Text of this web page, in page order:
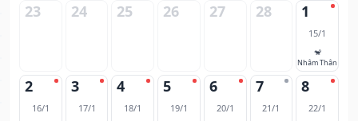
23 24 25 26 27 28 1
15/1
🐒
Nhâm Thân
2
16/1
3
17/1
4
18/1
5
19/1
6
20/1
7
21/1
8
22/1